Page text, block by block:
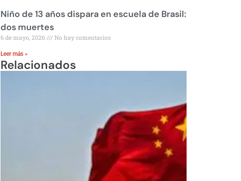
Niño de 13 años dispara en escuela de Brasil:
dos muertes
6 de mayo, 2026 No hay comentarios
Leer más »
Relacionados